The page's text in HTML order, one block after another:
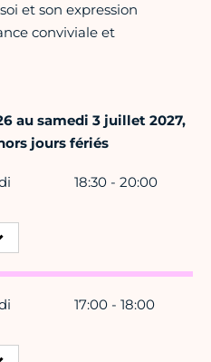
et son expression
conviviale et
au samedi 3 juillet 2027,
jours fériés
18:30 - 20:00
17:00 - 18:00